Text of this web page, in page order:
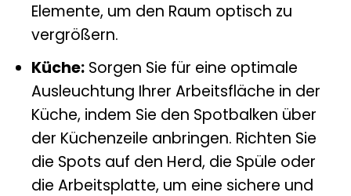
Elemente, um den Raum optisch zu
vergrößern.
Küche:Sorgen Sie für eine optimale
Ausleuchtung Ihrer Arbeitsfläche in der
Küche, indem Sie den Spotbalken über
der Küchenzeile anbringen. Richten Sie
die Spots auf den Herd, die Spüle oder
die Arbeitsplatte, um eine sichere und